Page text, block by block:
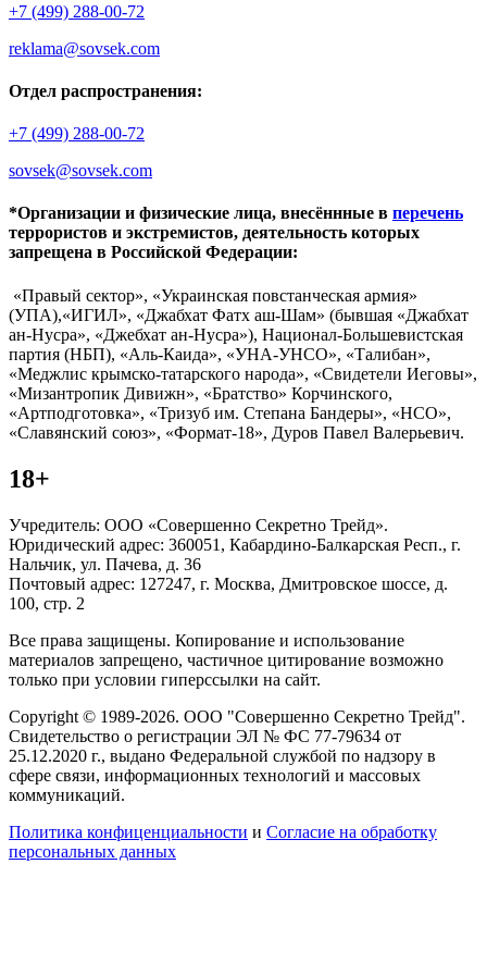
+7 (499) 288-00-72
reklama@sovsek.com
Отдел распространения:
+7 (499) 288-00-72
sovsek@sovsek.com
*Организации и физические лица, внесённные в перечень
террористов и экстремистов, деятельность которых
запрещена в Российской Федерации:
«Правый сектор», «Украинская повстанческая армия»
(УПА),«ИГИЛ», «Джабхат Фатх аш-Шам» (бывшая «Джабхат
ан-Нусра», «Джебхат ан-Нусра»), Национал-Большевистская
партия (НБП), «Аль-Каида», «УНА-УНСО», «Талибан»,
«Меджлис крымско-татарского народа», «Свидетели Иеговы»,
«Мизантропик Дивижн», «Братство» Корчинского,
«Артподготовка», «Тризуб им. Степана Бандеры», «НСО»,
«Славянский союз», «Формат-18», Дуров Павел Валерьевич.
18+
Учредитель: ООО «Совершенно Секретно Трейд».
Юридический адрес: 360051, Кабардино-Балкарская Респ., г.
Нальчик, ул. Пачева, д. 36
Почтовый адрес: 127247, г. Москва, Дмитровское шоссе, д.
100, стр. 2
Все права защищены. Копирование и использование
материалов запрещено, частичное цитирование возможно
только при условии гиперссылки на сайт.
Copyright © 1989-2026. ООО "Совершенно Секретно Трейд".
Свидетельство о регистрации ЭЛ № ФС 77-79634 от
25.12.2020 г., выдано Федеральной службой по надзору в
сфере связи, информационных технологий и массовых
коммуникаций.
Политика конфиценциальности и Согласие на обработку
персональных данных